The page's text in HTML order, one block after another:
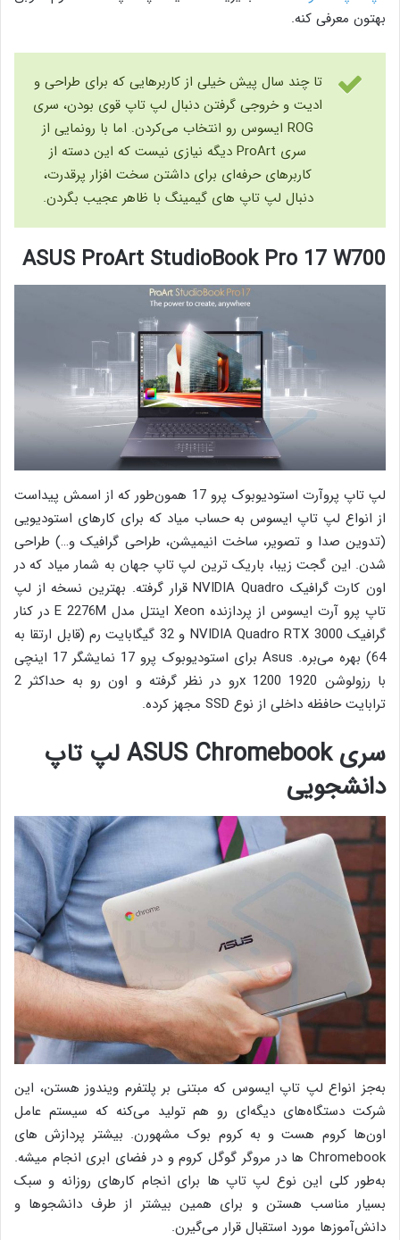
بهتون معرفی کنه.
تا چند سال پیش خیلی از کاربرهایی که برای طراحی و
ادیت و خروجی گرفتن دنبال لپ تاپ قوی بودن، سری
ROG ایسوس رو انتخاب می‌کردن. اما با رونمایی از
سری ProArt دیگه نیازی نیست که این دسته از
کاربرهای حرفه‌ای برای داشتن سخت افزار پرقدرت،
دنبال لپ تاپ های گیمینگ با ظاهر عجیب بگردن.
ASUS ProArt StudioBook Pro 17 W700
لپ تاپ پروآرت استودیوبوک پرو 17 همون‌طور که از اسمش پیداست
از انواع لپ تاپ ایسوس به حساب میاد که برای کارهای استودیویی
(تدوین صدا و تصویر، ساخت انیمیشن، طراحی گرافیک و…) طراحی
شدن. این گجت زیبا، باریک ترین لپ تاپ جهان به شمار میاد که در
اون کارت گرافیک NVIDIA Quadro قرار گرفته. بهترین نسخه از لپ
تاپ پرو آرت ایسوس از پردازنده Xeon اینتل مدل E 2276M در کنار
گرافیک NVIDIA Quadro RTX 3000 و 32 گیگابایت رم (قابل ارتقا به
64) بهره می‌بره. Asus برای استودیوبوک پرو 17 نمایشگر 17 اینچی
با رزولوشن 1920 x 1200رو در نظر گرفته و اون رو به حداکثر 2
ترابایت حافظه داخلی از نوع SSD مجهز کرده.
سری ASUS Chromebook لپ تاپ
دانشجویی
به‌جز انواع لپ تاپ ایسوس که مبتنی بر پلتفرم ویندوز هستن، این
شرکت دستگاه‌های دیگه‌ای رو هم تولید می‌کنه که سیستم عامل
اون‌ها کروم هست و به کروم بوک مشهورن. بیشتر پردازش های
Chromebook ها در مروگر گوگل کروم و در فضای ابری انجام میشه.
به‌طور کلی این نوع لپ تاپ ها برای انجام کارهای روزانه و سبک
بسیار مناسب هستن و برای همین بیشتر از طرف دانشجوها و
دانش‌آموزها مورد استقبال قرار می‌گیرن.